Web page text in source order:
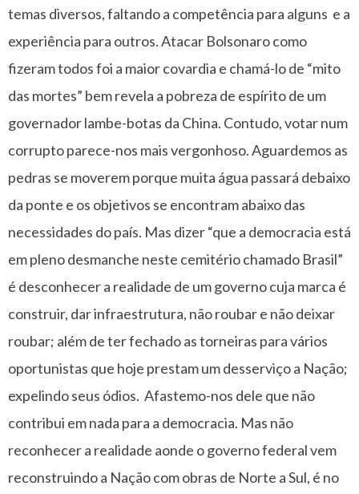
temas diversos, faltando a competência para alguns e a
experiência para outros. Atacar Bolsonaro como
fizeram todos foi a maior covardia e chamá-lo de “mito
das mortes” bem revela a pobreza de espírito de um
governador lambe-botas da China. Contudo, votar num
corrupto parece-nos mais vergonhoso. Aguardemos as
pedras se moverem porque muita água passará debaixo
da ponte e os objetivos se encontram abaixo das
necessidades do país. Mas dizer “que a democracia está
em pleno desmanche neste cemitério chamado Brasil”
é desconhecer a realidade de um governo cuja marca é
construir, dar infraestrutura, não roubar e não deixar
roubar; além de ter fechado as torneiras para vários
oportunistas que hoje prestam um desserviço a Nação;
expelindo seus ódios. Afastemo-nos dele que não
contribui em nada para a democracia. Mas não
reconhecer a realidade aonde o governo federal vem
reconstruindo a Nação com obras de Norte a Sul, é no